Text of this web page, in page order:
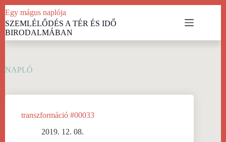
Skip
to
content
Egy mágus naplója
SZEMLÉLŐDÉS A TÉR ÉS IDŐ
BIRODALMÁBAN
NAPLÓ
transzformáció #00033
2019. 12. 08.